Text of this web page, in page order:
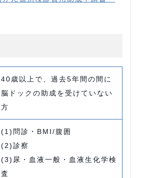
40歳以上で、過去5年間の間に
脳ドックの助成を受けていない
方
(1)問診・BMI/腹囲
(2)診察
(3)尿・血液一般・血液生化学検
査